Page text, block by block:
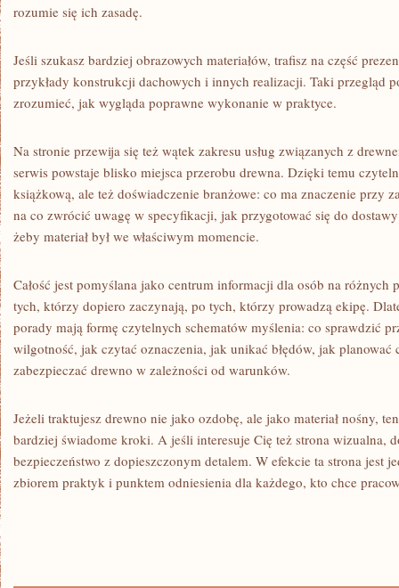
rozumie się ich zasadę.
Jeśli szukasz bardziej obrazowych materiałów, trafisz na część
przykłady konstrukcji dachowych i innych realizacji. Taki przegląd
zrozumieć, jak wygląda poprawne wykonanie w praktyce.
Na stronie przewija się też wątek zakresu usług związanych z
serwis powstaje blisko miejsca przerobu drewna. Dzięki temu
książkową, ale też doświadczenie branżowe: co ma znaczenie przy
na co zwrócić uwagę w specyfikacji, jak przygotować się do
żeby materiał był we właściwym momencie.
Całość jest pomyślana jako centrum informacji dla osób na różnych
tych, którzy dopiero zaczynają, po tych, którzy prowadzą ekipę.
porady mają formę czytelnych schematów myślenia: co sprawdzić
wilgotność, jak czytać oznaczenia, jak unikać błędów, jak
zabezpieczać drewno w zależności od warunków.
Jeżeli traktujesz drewno nie jako ozdobę, ale jako materiał nośny,
bardziej świadome kroki. A jeśli interesuje Cię też strona wizualna,
bezpieczeństwo z dopieszczonym detalem. W efekcie ta strona jest
zbiorem praktyk i punktem odniesienia dla każdego, kto chce